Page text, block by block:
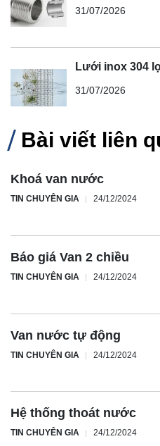
31/07/2026
Lưới inox 304
31/07/2026
Bài viết liên
Khoá van nước
TIN CHUYÊN GIA 24/12/2024
Báo giá Van 2 chiều
TIN CHUYÊN GIA 24/12/2024
Van nước tự động
TIN CHUYÊN GIA 24/12/2024
Hệ thống thoát nước
TIN CHUYÊN GIA 24/12/2024